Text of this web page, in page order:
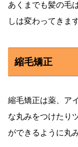
あくまでも髪の毛
しは変わってきま
縮毛矯正
縮毛矯正は薬、ア
な丸みをつけたり
ができるように丸